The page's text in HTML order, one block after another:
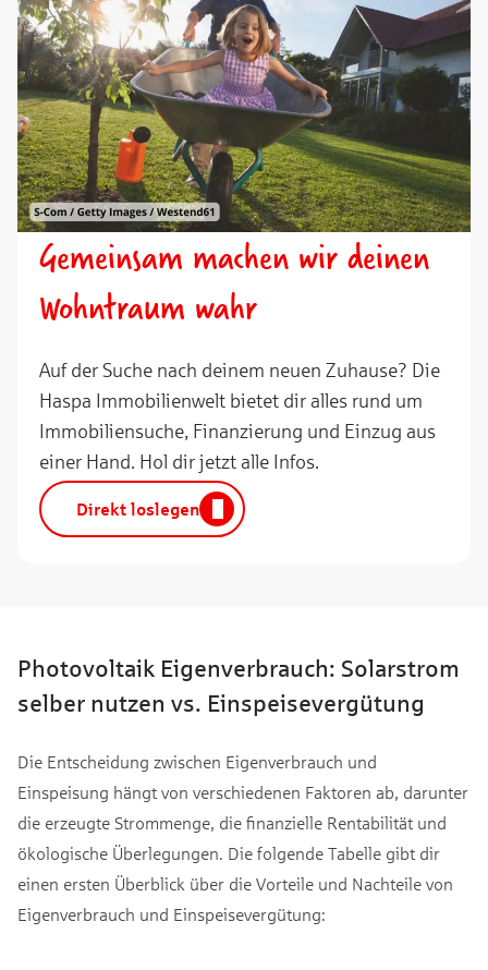
Gemeinsam machen wir deinen
Wohntraum wahr
Auf der Suche nach deinem neuen Zuhause? Die
Haspa Immobilienwelt bietet dir alles rund um
Immobiliensuche, Finanzierung und Einzug aus
einer Hand. Hol dir jetzt alle Infos.
Direkt loslegen
Photovoltaik Eigenverbrauch: Solarstrom
selber nutzen vs. Einspeisevergütung
Die Entscheidung zwischen Eigenverbrauch und
Einspeisung hängt von verschiedenen Faktoren ab, darunter
die erzeugte Strommenge, die finanzielle Rentabilität und
ökologische Überlegungen. Die folgende Tabelle gibt dir
einen ersten Überblick über die Vorteile und Nachteile von
Eigenverbrauch und Einspeisevergütung: